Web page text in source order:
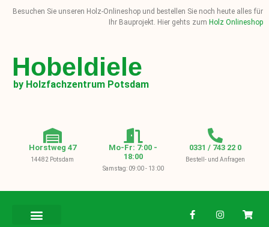
Besuchen Sie unseren Holz-Onlineshop und bestellen Sie noch heute alles für
Ihr Bauprojekt. Hier gehts zum Holz Onlineshop
Hobeldiele
by Holzfachzentrum Potsdam
Horstweg 47
14482 Potsdam
Mo-Fr: 7:00 -
18:00
Samstag: 09:00 - 13:00
0331 / 743 22 0
Bestell- und Anfragen